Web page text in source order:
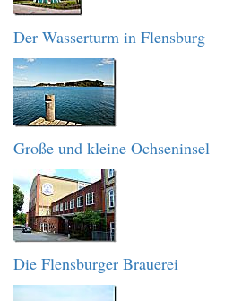
Der Wasserturm in Flensburg
Große und kleine Ochseninsel
Die Flensburger Brauerei